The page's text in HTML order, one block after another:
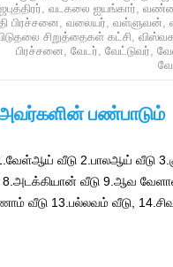
, வடகலை ஐயங்கார்,
பிரச்சனை, வலையர், வள்ளுவன்,
சிறுத்தைகள் கட்சி,
பிரச்சனை, வேடர், வேட்டுவர்,
அவர்களின் பண்பாடும்
வீடு 2.பாலஆய் வீடு
வீடு 9.ஆவ
வீடு 13.பல்லவம் வீடு,